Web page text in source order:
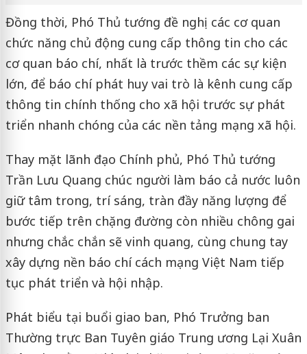
Đồng thời, Phó Thủ tướng đề nghị các cơ quan
chức năng chủ động cung cấp thông tin cho các
cơ quan báo chí, nhất là trước thềm các sự kiện
lớn, để báo chí phát huy vai trò là kênh cung cấp
thông tin chính thống cho xã hội trước sự phát
triển nhanh chóng của các nền tảng mạng xã hội.
Thay mặt lãnh đạo Chính phủ, Phó Thủ tướng
Trần Lưu Quang chúc người làm báo cả nước luôn
giữ tâm trong, trí sáng, tràn đầy năng lượng để
bước tiếp trên chặng đường còn nhiều chông gai
nhưng chắc chắn sẽ vinh quang, cùng chung tay
xây dựng nền báo chí cách mạng Việt Nam tiếp
tục phát triển và hội nhập.
Phát biểu tại buổi giao ban, Phó Trưởng ban
Thường trực Ban Tuyên giáo Trung ương Lại Xuân